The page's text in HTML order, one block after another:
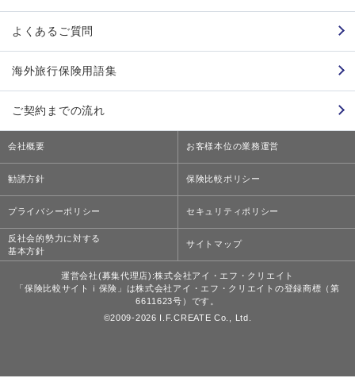
よくあるご質問
海外旅行保険用語集
ご契約までの流れ
会社概要 お客様本位の業務運営
勧誘方針 保険比較ポリシー
プライバシーポリシー セキュリティポリシー
反社会的勢力に対する
基本方針
サイトマップ
運営会社(募集代理店):株式会社アイ・エフ・クリエイト
「保険比較サイトｉ保険」は株式会社アイ・エフ・クリエイトの登録商標（第
6611623号）です。
©2009-2026 I.F.CREATE Co., Ltd.